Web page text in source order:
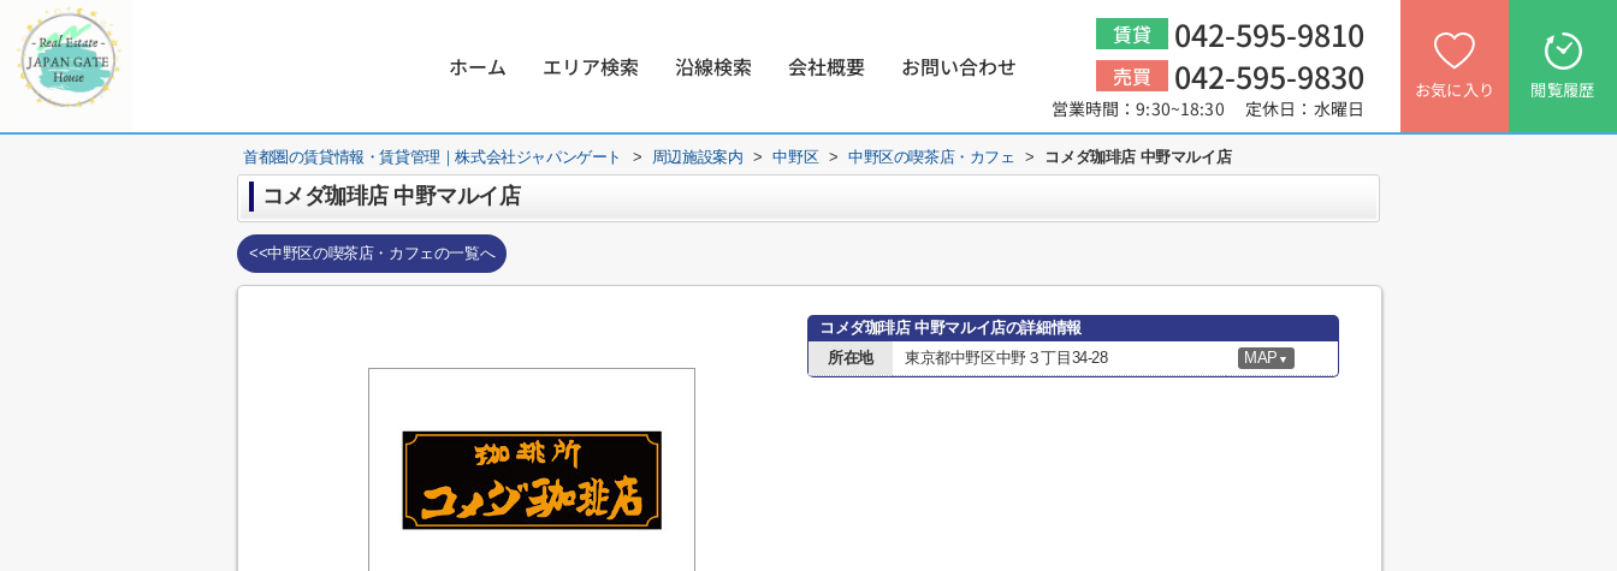
ホーム エリア検索 沿線検索 会社概要 お問い合わせ
賃貸 042-595-9810
売買 042-595-9830
営業時間：9:30~18:30 定休日：水曜日
お気に入り 閲覧履歴
首都圏の賃貸情報・賃貸管理｜株式会社ジャパンゲート > 周辺施設案内 > 中野区 > 中野区の喫茶店・カフェ > コメダ珈琲店 中野マルイ店
コメダ珈琲店 中野マルイ店
<<中野区の喫茶店・カフェの一覧へ
コメダ珈琲店 中野マルイ店の詳細情報
所在地
東京都中野区中野３丁目34-28 MAP ▼